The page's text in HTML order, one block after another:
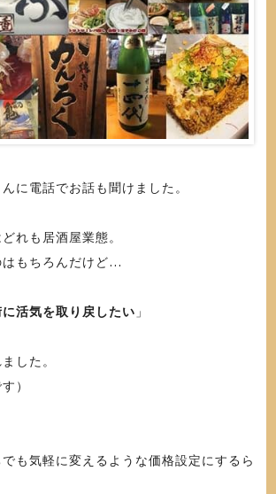
に電話でお話も聞けました。
れも居酒屋業態。
はもちろんだけど…
活気を取り戻したい 」
した。
）
も気軽に変えるような価格設定にするら